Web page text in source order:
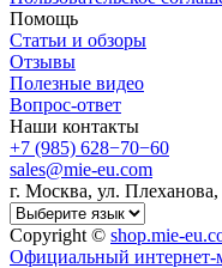
Помощь
Статьи и обзоры
Отзывы
Полезные видео
Вопрос-ответ
Наши контакты
+7 (985) 628−70−60
sales@mie-eu.com
г. Москва, ул. Плеханова,
Copyright © shop.mie-
Официальный интернет-